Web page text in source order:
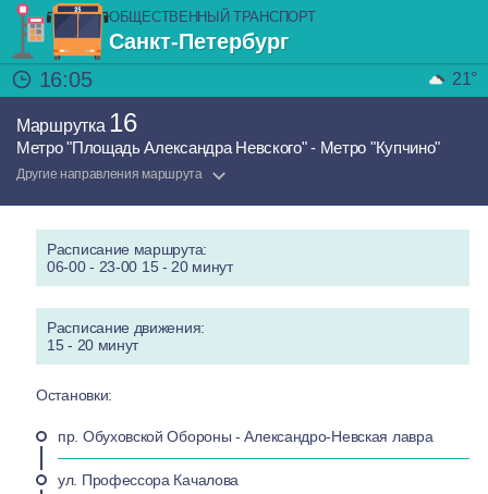
ОБЩЕСТВЕННЫЙ ТРАНСПОРТ
Санкт-Петербург
16:05
21°
Маршрутка 16
Метро "Площадь Александра Невского" - Метро "Купчино"
Другие направления маршрута
Расписание маршрута:
06-00 - 23-00 15 - 20 минут
Расписание движения:
15 - 20 минут
Остановки:
пр. Обуховской Обороны - Александро-Невская лавра
ул. Профессора Качалова